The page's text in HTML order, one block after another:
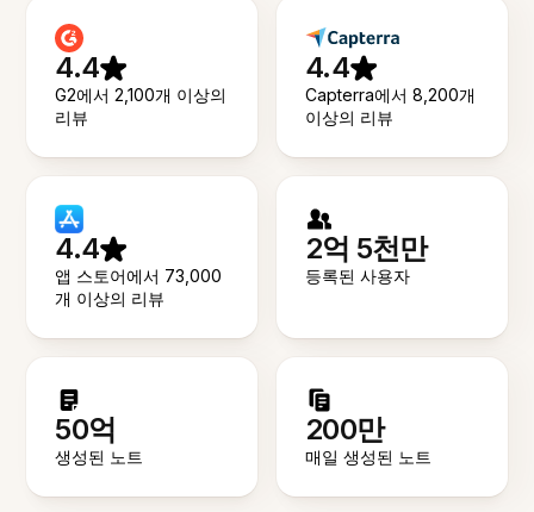
4.4
G2에서 2,100개 이상의
리뷰
4.4
Capterra에서 8,200개
이상의 리뷰
4.4
앱 스토어에서 73,000
개 이상의 리뷰
2억 5천만
등록된 사용자
50억
생성된 노트
200만
매일 생성된 노트